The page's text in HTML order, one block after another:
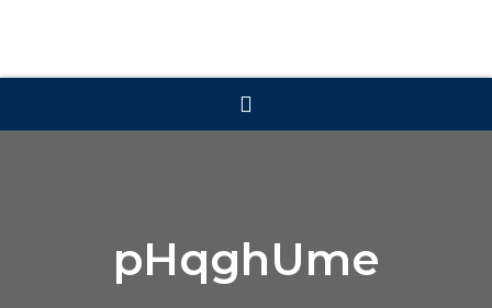
pHqghUme